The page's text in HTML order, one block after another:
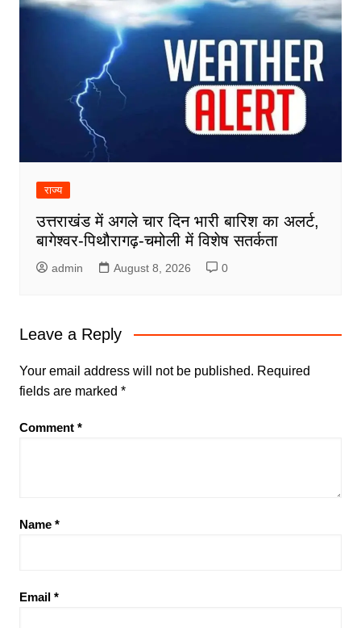
राज्य
उत्तराखंड में अगले चार दिन भारी बारिश का अलर्ट,
बागेश्वर-पिथौरागढ़-चमोली में विशेष सतर्कता
admin August 8, 2026 0
Leave a Reply
Your email address will not be published. Required
fields are marked *
Comment *
Name *
Email *